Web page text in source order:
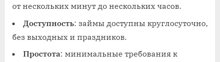
от нескольких минут до нескольких часов.
Доступность: займы доступны круглосуточно,
без выходных и праздников.
Простота: минимальные требования к